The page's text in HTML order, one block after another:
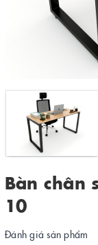
Bàn chân
10
Đánh giá sản phẩm